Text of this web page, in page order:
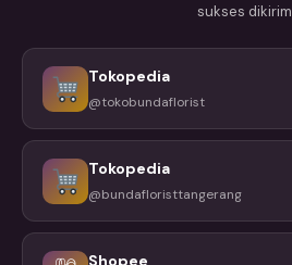
sukses dikirim
Tokopedia
@tokobundaflorist
Tokopedia
@bundafloristtangerang
Shopee